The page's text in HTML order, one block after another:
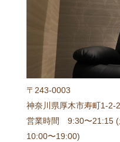
〒243-0003
神奈川県厚木市寿町1-2-
営業時間 9:30〜21:15 (
10:00〜19:00)